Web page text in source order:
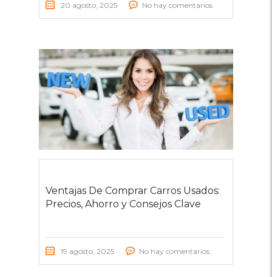
20 agosto, 2025 No hay comentarios
Ventajas De Comprar Carros Usados:
Precios, Ahorro y Consejos Clave
19 agosto, 2025 No hay comentarios